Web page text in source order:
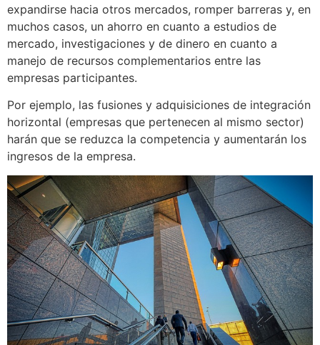
expandirse hacia otros mercados, romper barreras y, en
muchos casos, un ahorro en cuanto a estudios de
mercado, investigaciones y de dinero en cuanto a
manejo de recursos complementarios entre las
empresas participantes.
Por ejemplo, las fusiones y adquisiciones de integración
horizontal (empresas que pertenecen al mismo sector)
harán que se reduzca la competencia y aumentarán los
ingresos de la empresa.